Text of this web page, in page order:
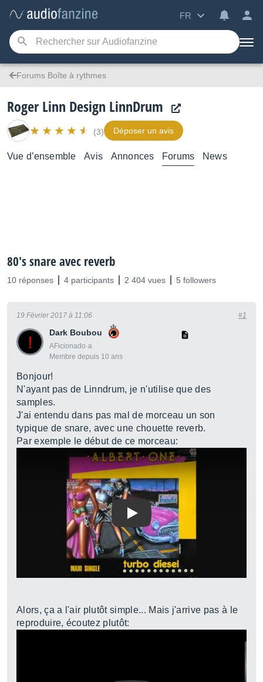
FR
Forums Boîte à rythmes
Roger Linn Design LinnDrum
(3) Déposer un avis
Vue d’ensemble Avis Annonces Forums News
80's snare avec reverb
10 réponses 4 participants 2 404 vues 5 followers
Dark Boubou
AFicionado·a
Membre depuis 10 ans
19 Février 2017 à 11:06 #1
Bonjour!
N'ayant pas de Linndrum, je n'utilise que des
samples.
J'ai entendu dans pas mal de morceau un son
typique de snare, avec une chouette reverb.
Par exemple le début de ce morceau:
Play
Alors, ça a l'air plutôt simple... Mais j'arrive pas à le
reproduire, écoutez plutôt: